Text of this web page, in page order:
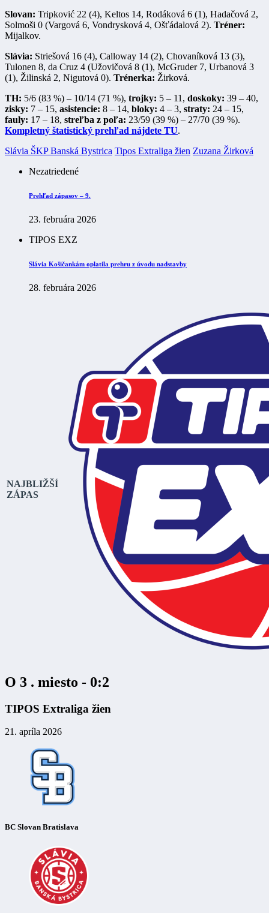
Slovan: Tripković 22 (4), Keltos 14, Rodáková 6 (1), Hadačová 2,
Solmoši 0 (Vargová 6, Vondrysková 4, Ošťádalová 2). Tréner:
Mijalkov.
Slávia: Striešová 16 (4), Calloway 14 (2), Chovaníková 13 (3),
Tulonen 8, da Cruz 4 (Užovičová 8 (1), McGruder 7, Urbanová 3
(1), Žilinská 2, Nigutová 0). Trénerka: Žirková.
TH: 5/6 (83 %) – 10/14 (71 %), trojky: 5 – 11, doskoky: 39 – 40,
zisky: 7 – 15, asistencie: 8 – 14, bloky: 4 – 3, straty: 24 – 15,
fauly: 17 – 18, streľba z poľa: 23/59 (39 %) – 27/70 (39 %).
Kompletný štatistický prehľad nájdete TU.
Slávia ŠKP Banská Bystrica Tipos Extraliga žien Zuzana Žirková
Nezatriedené
Prehľad zápasov – 9.
23. februára 2026
TIPOS EXZ
Slávia Košičankám oplatila prehru z úvodu nadstavby
28. februára 2026
NAJBLIŽŠÍ
ZÁPAS
O 3 . miesto - 0:2
TIPOS Extraliga žien
21. apríla 2026
BC Slovan Bratislava